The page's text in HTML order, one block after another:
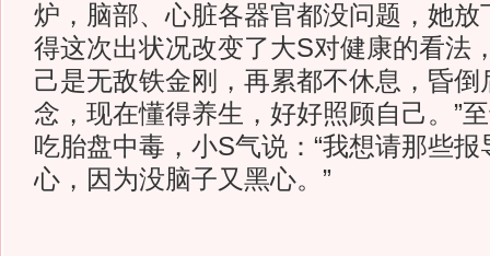
炉，脑部、心脏各器官都没问题，她放
得这次出状况改变了大S对健康的看法
己是无敌铁金刚，再累都不休息，昏倒
念，现在懂得养生，好好照顾自己。”
吃胎盘中毒，小S气说：“我想请那些
心，因为没脑子又黑心。”